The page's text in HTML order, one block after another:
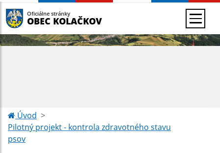
Oficiálne stránky
OBEC KOLAČKOV
Úvod
Pilotný projekt - kontrola zdravotného stavu
psov